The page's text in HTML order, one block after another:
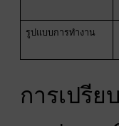
รูปแบบการทำงาน
การเปรีย